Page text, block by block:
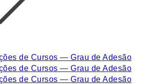
de Cursos — Grau de Adesão
de Cursos — Grau de Adesão
de Cursos — Grau de Adesão